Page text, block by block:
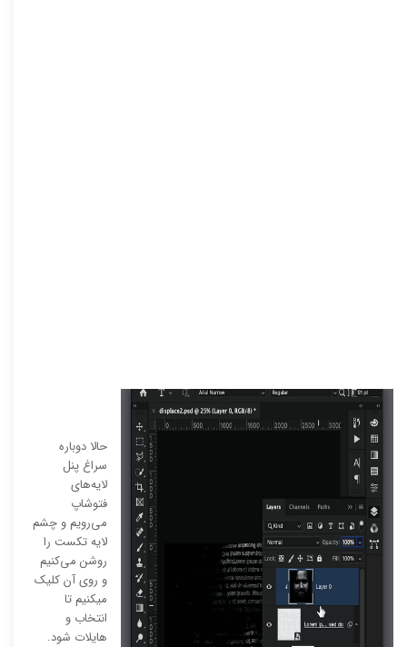
حالا دوباره
سراغ پنل
لایه‌های
فتوشاپ
می‌رویم و چشم
لایه تکست را
روشن می‌کنیم
و روی آن کلیک
میکنیم تا
انتخاب و
هایلات شود.